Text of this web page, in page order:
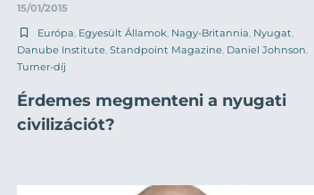
15/01/2015
Európa, Egyesült Államok, Nagy-Britannia, Nyugat,
Danube Institute, Standpoint Magazine, Daniel Johnson,
Turner-díj
Érdemes megmenteni a nyugati
civilizációt?